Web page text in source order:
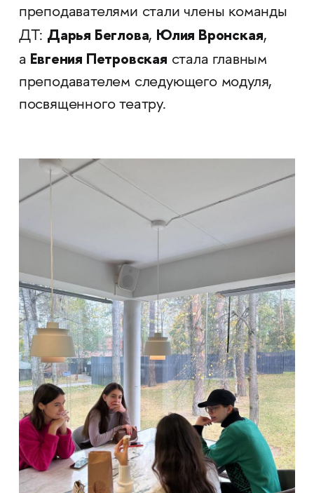
преподавателями стали члены команды
ДТ: Дарья Беглова, Юлия Вронская,
а Евгения Петровская стала главным
преподавателем следующего модуля,
посвященного театру.